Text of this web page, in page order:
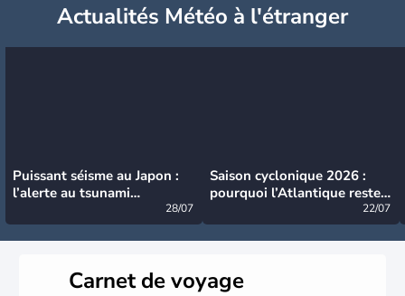
Actualités Météo à l'étranger
Puissant séisme au Japon :
l’alerte au tsunami
28/07
Saison cyclonique 2026 :
pourquoi l’Atlantique reste
22/07
Carnet de voyage